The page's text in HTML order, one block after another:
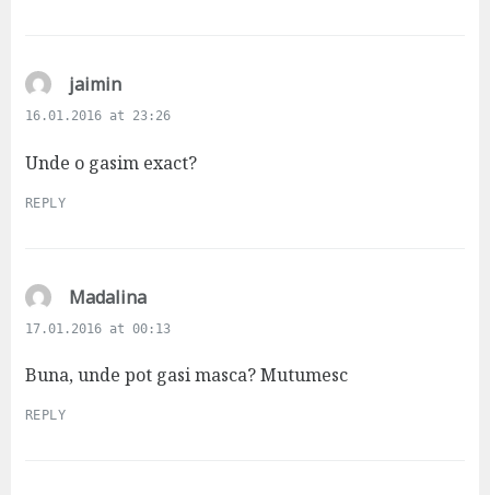
jaimins
a
s
16.01.2016 at 23:26
Unde o gasim exact?
REPLY
Madalinas
a
s
17.01.2016 at 00:13
Buna, unde pot gasi masca? Mutumesc
REPLY